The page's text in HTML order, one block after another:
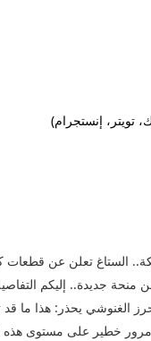
تويتر، إنستجرام)
الستاغ تعلن عن قطعات
جديدة.. إليكم
يحذر: هذا ما قد
خطير على مستوى هذه